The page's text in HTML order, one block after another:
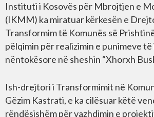
Instituti i Kosovës për Mbrojtjen e
(IKMM) ka miratuar kërkesën e
Transformim të Komunës së
pëlqimin për realizimin e punimeve
nëntokësore në sheshin “Xhorxh
Ish-drejtori i Transformimit në
Gëzim Kastrati, e ka cilësuar këtë
rëndësishëm për vazhdimin e